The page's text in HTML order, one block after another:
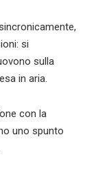
si
sulla
in aria.
con la
uno spunto